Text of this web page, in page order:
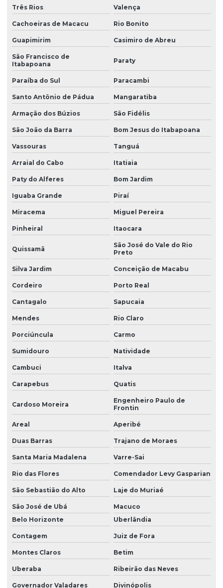
Três Rios Valença
Cachoeiras de Macacu Rio Bonito
Guapimirim Casimiro de Abreu
São Francisco de
Itabapoana
Paraty
Paraíba do Sul Paracambi
Santo Antônio de Pádua Mangaratiba
Armação dos Búzios São Fidélis
São João da Barra Bom Jesus do Itabapoana
Vassouras Tanguá
Arraial do Cabo Itatiaia
Paty do Alferes Bom Jardim
Iguaba Grande Piraí
Miracema Miguel Pereira
Pinheiral Itaocara
Quissamã
São José do Vale do Rio
Preto
Silva Jardim Conceição de Macabu
Cordeiro Porto Real
Cantagalo Sapucaia
Mendes Rio Claro
Porciúncula Carmo
Sumidouro Natividade
Cambuci Italva
Carapebus Quatis
Cardoso Moreira
Engenheiro Paulo de
Frontin
Areal Aperibé
Duas Barras Trajano de Moraes
Santa Maria Madalena Varre-Sai
Rio das Flores Comendador Levy Gasparian
São Sebastião do Alto Laje do Muriaé
São José de Ubá
Macuco
Belo Horizonte
Uberlândia
Contagem Juiz de Fora
Montes Claros Betim
Uberaba Ribeirão das Neves
Governador Valadares Divinópolis